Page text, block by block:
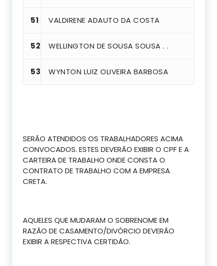
51 VALDIRENE ADAUTO DA COSTA
52 WELLINGTON DE SOUSA SOUSA . .
53 WYNTON LUIZ OLIVEIRA BARBOSA
SERÃO ATENDIDOS OS TRABALHADORES ACIMA
CONVOCADOS. ESTES DEVERÃO EXIBIR O CPF E A
CARTEIRA DE TRABALHO ONDE CONSTA O
CONTRATO DE TRABALHO COM A EMPRESA
CRETA.
AQUELES QUE MUDARAM O SOBRENOME EM
RAZÃO DE CASAMENTO/DIVÓRCIO DEVERÃO
EXIBIR A RESPECTIVA CERTIDÃO.